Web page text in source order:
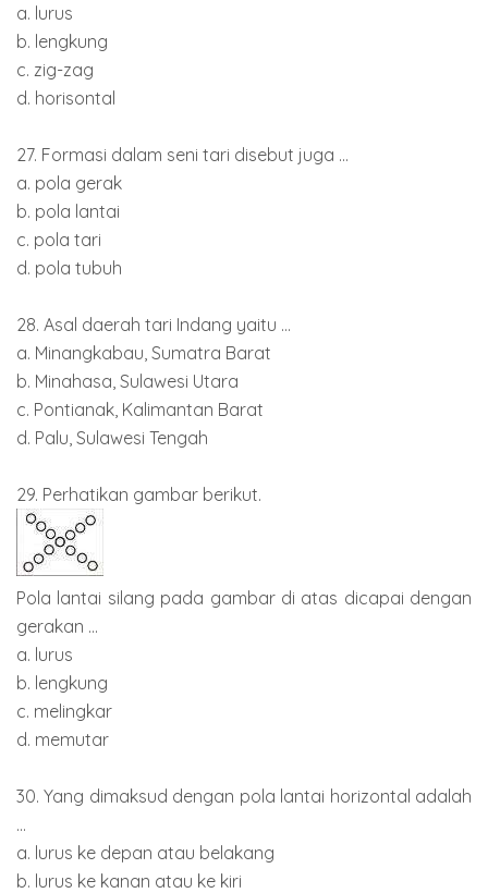
a. lurus
b. lengkung
c. zig-zag
d. horisontal
27. Formasi dalam seni tari disebut juga ...
a. pola gerak
b. pola lantai
c. pola tari
d. pola tubuh
28. Asal daerah tari Indang yaitu ...
a. Minangkabau, Sumatra Barat
b. Minahasa, Sulawesi Utara
c. Pontianak, Kalimantan Barat
d. Palu, Sulawesi Tengah
29. Perhatikan gambar berikut.
Pola lantai silang pada gambar di atas dicapai dengan
gerakan ...
a. lurus
b. lengkung
c. melingkar
d. memutar
30. Yang dimaksud dengan pola lantai horizontal adalah
...
a. lurus ke depan atau belakang
b. lurus ke kanan atau ke kiri